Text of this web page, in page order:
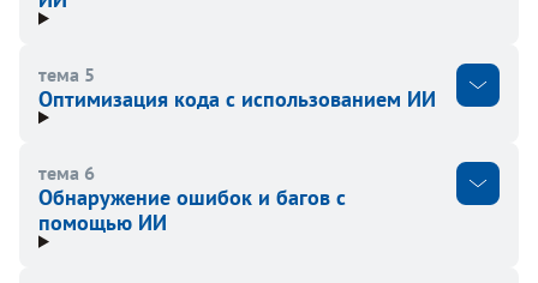
тема 5
Оптимизация кода с использованием ИИ
тема 6
Обнаружение ошибок и багов с
помощью ИИ